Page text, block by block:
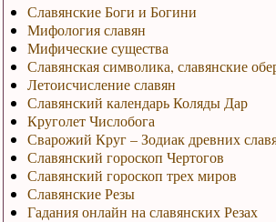
Славянские Боги и Богини
Мифология славян
Мифические существа
Славянская символика, славянские
Летоисчисление славян
Славянский календарь Коляды Дар
Круголет Числобога
Сварожий Круг – Зодиак древних
Славянский гороскоп Чертогов
Славянский гороскоп трех миров
Славянские Резы
Гадания онлайн на славянских Резах